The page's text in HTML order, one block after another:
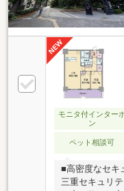
モニタ付インター
ン
ペット相談可
■高密度なセキ
三重セキュリ